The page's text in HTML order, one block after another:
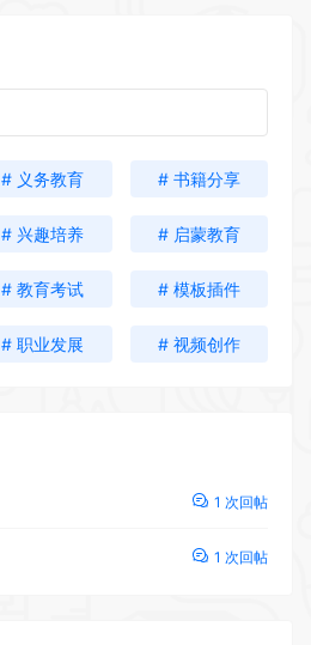
# 义务教育 # 书籍分享
# 兴趣培养 # 启蒙教育
# 教育考试 # 模板插件
# 职业发展 # 视频创作
1 次回帖
1 次回帖